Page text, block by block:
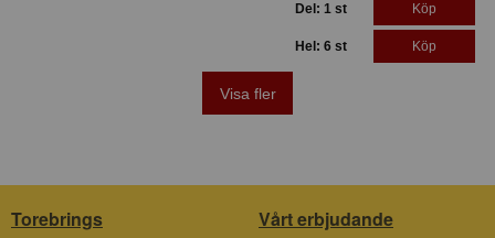
Del: 1 st Köp
Hel: 6 st Köp
Visa fler
Torebrings Vårt erbjudande